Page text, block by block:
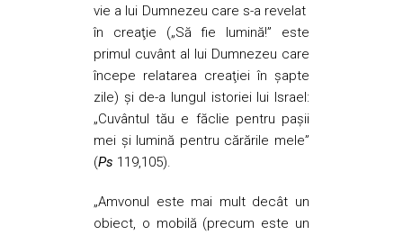
vie a lui Dumnezeu care s-a revelat
în creaţie („Să fie lumină!” este
primul cuvânt al lui Dumnezeu care
începe relatarea creaţiei în șapte
zile) şi de-a lungul istoriei lui Israel:
„Cuvântul tău e făclie pentru paşii
mei şi lumină pentru cărările mele”
(Ps 119,105).
„Amvonul este mai mult decât un
obiect, o mobilă (precum este un